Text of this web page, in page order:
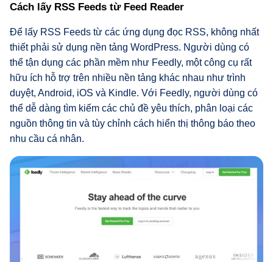
Cách lấy RSS Feeds từ Feed Reader
Để lấy RSS Feeds từ các ứng dụng đọc RSS, không nhất
thiết phải sử dụng nền tảng WordPress. Người dùng có
thể tận dụng các phần mềm như Feedly, một công cụ rất
hữu ích hỗ trợ trên nhiều nền tảng khác nhau như trình
duyệt, Android, iOS và Kindle. Với Feedly, người dùng có
thể dễ dàng tìm kiếm các chủ đề yêu thích, phân loại các
nguồn thông tin và tùy chỉnh cách hiển thị thông báo theo
nhu cầu cá nhân.